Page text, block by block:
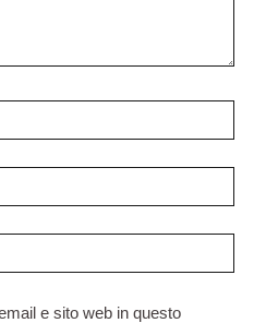
e sito web in questo